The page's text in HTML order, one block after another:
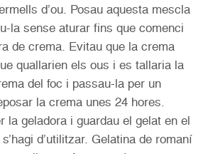
d’ou. Posau aquesta mescla
la sense aturar fins que comenci
de crema. Evitau que la crema
quallarien els ous i es tallaria la
del foc i passau-la per un
la crema unes 24 hores.
la geladora i guardau el gelat en el
d’utilitzar. Gelatina de romaní